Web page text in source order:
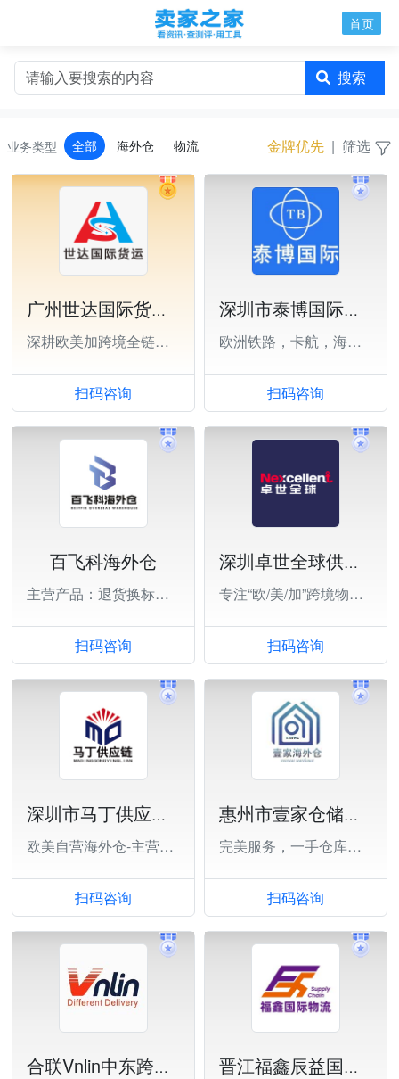
首页
搜索
业务类型 全部 海外仓 物流 金牌优先 | 筛选
广州世达国际货运代理有限公司深圳分公司
深耕欧美加跨境全链路物流
扫码咨询
深圳市泰博国际供应链有限公司
欧洲铁路，卡航，海运，美国海运
扫码咨询
百飞科海外仓
主营产品：退货换标，一件代发，大货中转。
扫码咨询
深圳卓世全球供应链有限公司
专注“欧/美/加”跨境物流运输
扫码咨询
深圳市马丁供应链有限公司
欧美自营海外仓-主营一件代发,退货换标
扫码咨询
惠州市壹家仓储物理有限公司
完美服务，一手仓库，实时对接
扫码咨询
合联Vnlin中东跨境电商物流
晋江福鑫辰益国际物流有限公司